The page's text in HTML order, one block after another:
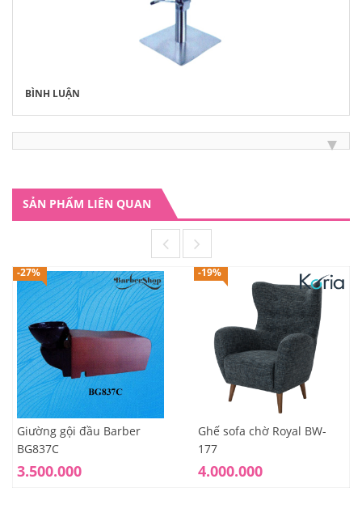
BÌNH LUẬN
SẢN PHẨM LIÊN QUAN
-27%
Giường gội đầu Barber
BG837C
3.500.000
-19%
Ghế sofa chờ Royal BW-
177
4.000.000